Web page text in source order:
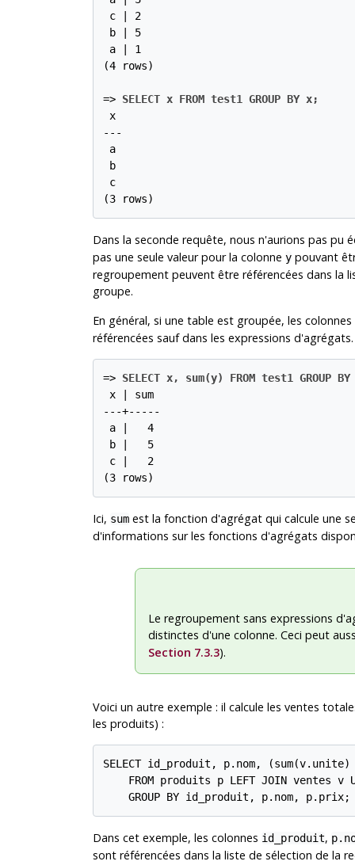
c | 2
b | 5
a | 1
(4 rows)
=> SELECT x FROM test1 GROUP BY x;
x
---
a
b
c
(3 rows)
Dans la seconde requête, nous n'aurions pas pu
pas une seule valeur pour la colonne ypouvant
regroupement peuvent être référencées dans la
groupe.
En général, si une table est groupée, les
référencées sauf dans les expressions
=> SELECT x, sum(y) FROM test1 GROUP
x | sum
---+-----
a |   4
b |   5
c |   2
(3 rows)
Ici, sumest la fonction d'agrégat qui calcule une
d'informations sur les fonctions d'agrégats
Le regroupement sans expressions
distinctes d'une colonne. Ceci peut
Section 7.3.3).
Voici un autre exemple : il calcule les ventes
les produits) :
SELECT id_produit, p.nom,
FROM produits p LEFT JOIN ventes v
    GROUP BY id_produit, p.nom, p.prix;
Dans cet exemple, les colonnes id_produit,
sont référencées dans la liste de sélection de la